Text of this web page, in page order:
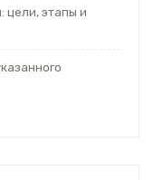
цели, этапы и